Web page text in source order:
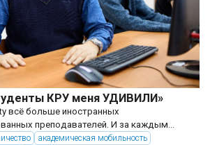
КРУ меня УДИВИЛИ»
всё больше иностранных
преподавателей. И за каждым
история. УСИЛЕНИЕ для двудипломки В
академическая мобильность